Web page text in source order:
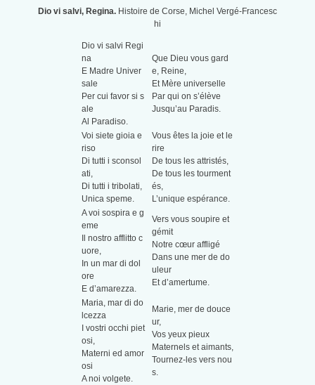
Dio vi salvi, Regina. Histoire de Corse, Michel Vergé-Francesc
hi
Dio vi salvi Regi
na
E Madre Univer
sale
Per cui favor si s
ale
Al Paradiso.
Que Dieu vous gard
e, Reine,
Et Mère universelle
Par qui on s’élève
Jusqu’au Paradis.
Voi siete gioia e
riso
Di tutti i sconsol
ati,
Di tutti i tribolati,
Unica speme.
Vous êtes la joie et le
rire
De tous les attristés,
De tous les tourment
és,
L’unique espérance.
A voi sospira e g
eme
Il nostro afflitto c
uore,
In un mar di dol
ore
E d’amarezza.
Vers vous soupire et
gémit
Notre cœur affligé
Dans une mer de do
uleur
Et d’amertume.
Maria, mar di do
lcezza
I vostri occhi piet
osi,
Materni ed amor
osi
A noi volgete.
Marie, mer de douce
ur,
Vos yeux pieux
Maternels et aimants,
Tournez-les vers nou
s.